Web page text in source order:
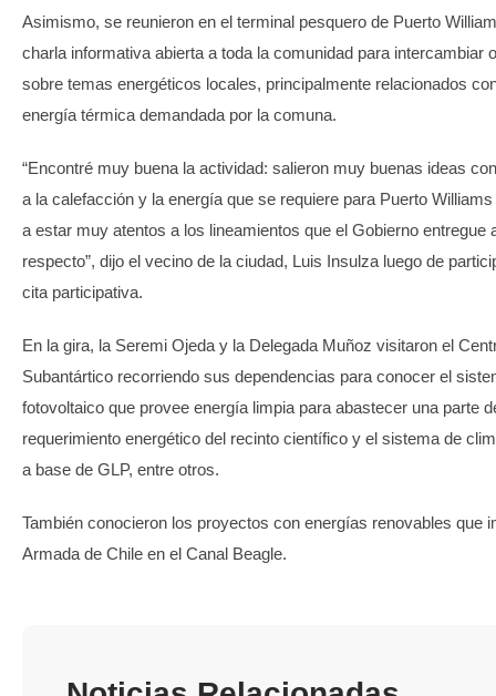
Asimismo, se reunieron en el terminal pesquero de Puerto
charla informativa abierta a toda la comunidad para intercambiar
sobre temas energéticos locales, principalmente relacionados
energía térmica demandada por la comuna.
“Encontré muy buena la actividad: salieron muy buenas ideas
a la calefacción y la energía que se requiere para Puerto
a estar muy atentos a los lineamientos que el Gobierno entregue
respecto”, dijo el vecino de la ciudad, Luis Insulza luego de
cita participativa.
En la gira, la Seremi Ojeda y la Delegada Muñoz visitaron el
Subantártico recorriendo sus dependencias para conocer el
fotovoltaico que provee energía limpia para abastecer una parte
requerimiento energético del recinto científico y el sistema de
a base de GLP, entre otros.
También conocieron los proyectos con energías renovables que
Armada de Chile en el Canal Beagle.